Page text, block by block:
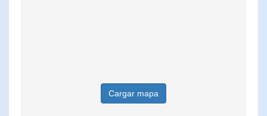
Cargar mapa